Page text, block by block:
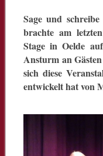
Sage und
brachte am
Stage in Oelde
Ansturm an
sich diese
entwickelt hat von